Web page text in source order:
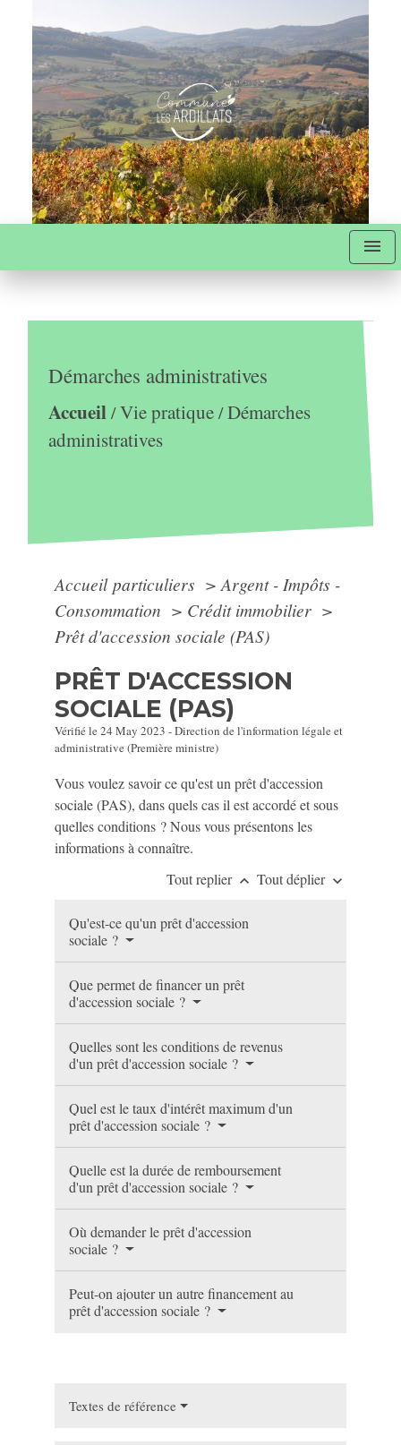
menu
Démarches administratives
Accueil/Vie pratique/Démarches
administratives
Accueil particuliers > Argent - Impôts -
Consommation > Crédit immobilier >
Prêt d'accession sociale (PAS)
PRÊT D'ACCESSION
SOCIALE (PAS)
Vérifié le 24 May 2023 - Direction de l'information légale et
administrative (Première ministre)
Vous voulez savoir ce qu'est un prêt d'accession
sociale (PAS), dans quels cas il est accordé et sous
quelles conditions ? Nous vous présentons les
informations à connaître.
Tout replier keyboard_arrow_up Tout déplier keyboard_arrow_down
Qu'est-ce qu'un prêt d'accession
sociale ?
Que permet de financer un prêt
d'accession sociale ?
Quelles sont les conditions de revenus
d'un prêt d'accession sociale ?
Quel est le taux d'intérêt maximum d'un
prêt d'accession sociale ?
Quelle est la durée de remboursement
d'un prêt d'accession sociale ?
Où demander le prêt d'accession
sociale ?
Peut-on ajouter un autre financement au
prêt d'accession sociale ?
Textes de référence